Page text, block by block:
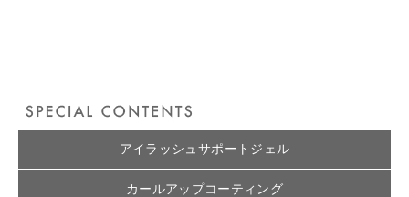
アイラッシュサポートジェル
カールアップコーティング